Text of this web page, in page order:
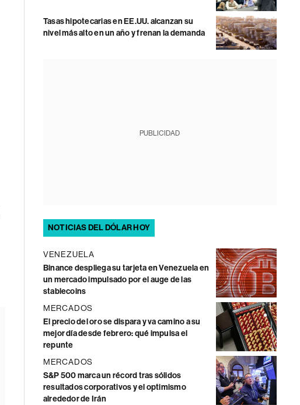
Tasas hipotecarias en EE.UU. alcanzan su
nivel más alto en un año y frenan la demanda
PUBLICIDAD
NOTICIAS DEL DÓLAR HOY
VENEZUELA
Binance despliega su tarjeta en Venezuela en
un mercado impulsado por el auge de las
stablecoins
MERCADOS
El precio del oro se dispara y va camino a su
mejor día desde febrero: qué impulsa el
repunte
MERCADOS
S&P 500 marca un récord tras sólidos
resultados corporativos y el optimismo
alrededor de Irán